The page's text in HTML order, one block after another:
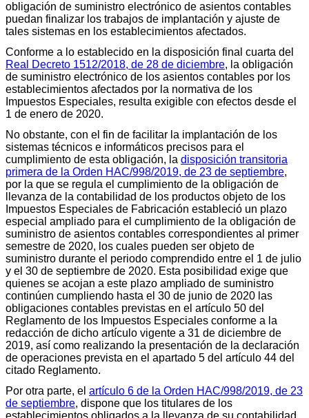
obligación de suministro electrónico de asientos contables
puedan finalizar los trabajos de implantación y ajuste de
tales sistemas en los establecimientos afectados.
Conforme a lo establecido en la disposición final cuarta del
Real Decreto 1512/2018, de 28 de diciembre, la obligación
de suministro electrónico de los asientos contables por los
establecimientos afectados por la normativa de los
Impuestos Especiales, resulta exigible con efectos desde el
1 de enero de 2020.
No obstante, con el fin de facilitar la implantación de los
sistemas técnicos e informáticos precisos para el
cumplimiento de esta obligación, la disposición transitoria
primera de la Orden HAC/998/2019, de 23 de septiembre,
por la que se regula el cumplimiento de la obligación de
llevanza de la contabilidad de los productos objeto de los
Impuestos Especiales de Fabricación estableció un plazo
especial ampliado para el cumplimiento de la obligación de
suministro de asientos contables correspondientes al primer
semestre de 2020, los cuales pueden ser objeto de
suministro durante el periodo comprendido entre el 1 de julio
y el 30 de septiembre de 2020. Esta posibilidad exige que
quienes se acojan a este plazo ampliado de suministro
continúen cumpliendo hasta el 30 de junio de 2020 las
obligaciones contables previstas en el artículo 50 del
Reglamento de los Impuestos Especiales conforme a la
redacción de dicho artículo vigente a 31 de diciembre de
2019, así como realizando la presentación de la declaración
de operaciones prevista en el apartado 5 del artículo 44 del
citado Reglamento.
Por otra parte, el artículo 6 de la Orden HAC/998/2019, de 23
de septiembre, dispone que los titulares de los